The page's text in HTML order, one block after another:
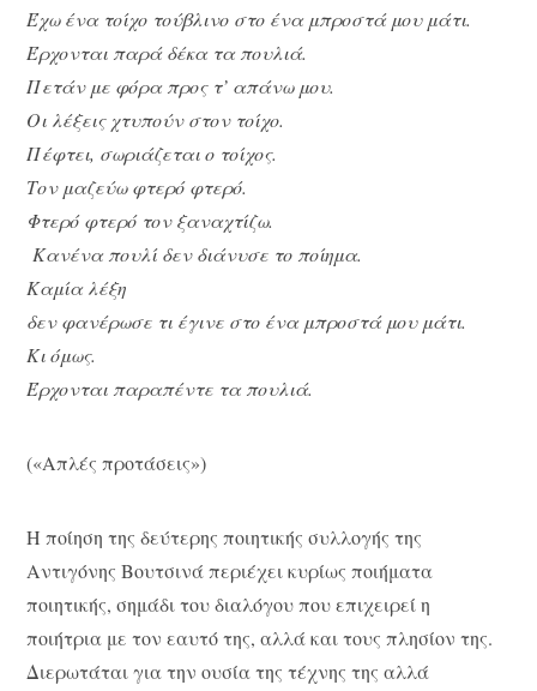
Έχω ένα τοίχο τούβλινο στο ένα μπροστά μου μάτι.
Έρχονται παρά δέκα τα πουλιά.
Πετάν με φόρα προς τ’ απάνω μου.
Οι λέξεις χτυπούν στον τοίχο.
Πέφτει, σωριάζεται ο τοίχος.
Τον μαζεύω φτερό φτερό.
Φτερό φτερό τον ξαναχτίζω.
Κανένα πουλί δεν διάνυσε το ποίημα.
Καμία λέξη
δεν φανέρωσε τι έγινε στο ένα μπροστά μου μάτι.
Κι όμως.
Έρχονται παραπέντε τα πουλιά.
(«Απλές προτάσεις»)
Η ποίηση της δεύτερης ποιητικής συλλογής της
Αντιγόνης Βουτσινά περιέχει κυρίως ποιήματα
ποιητικής, σημάδι του διαλόγου που επιχειρεί η
ποιήτρια με τον εαυτό της, αλλά και τους πλησίον της.
Διερωτάται για την ουσία της τέχνης της αλλά